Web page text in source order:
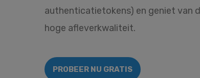
authenticatietokens) en geniet van
hoge afleverkwaliteit.
PROBEER NU GRATIS